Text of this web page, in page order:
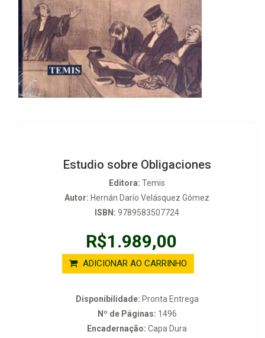
Estudio sobre Obligaciones
Editora: Temis
Autor: Hernán Darío Velásquez Gómez
ISBN: 9789583507724
R$1.989,00
ADICIONAR AO CARRINHO
Disponibilidade: Pronta Entrega
Nº de Páginas: 1496
Encadernação: Capa Dura